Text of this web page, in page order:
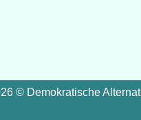
© Demokratische